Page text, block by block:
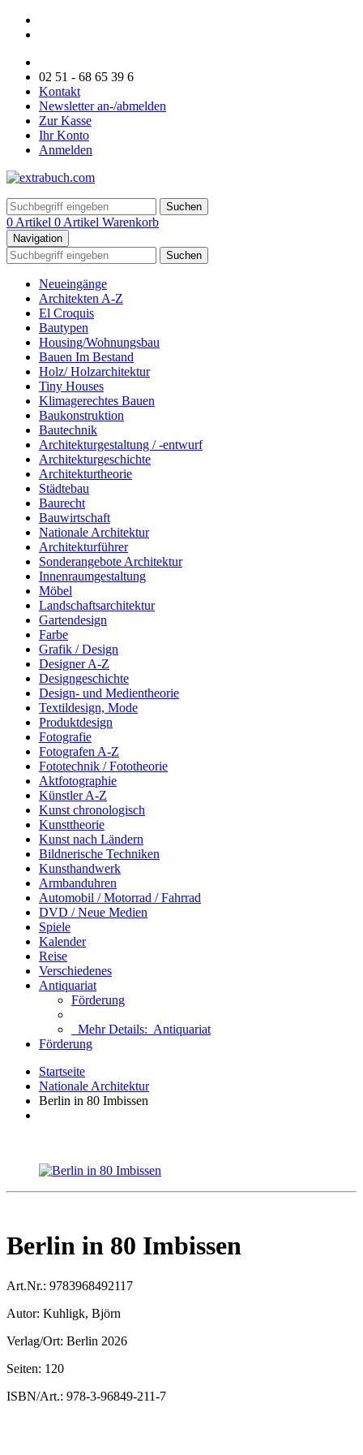
02 51 - 68 65 39 6
Kontakt
Newsletter an-/abmelden
Zur Kasse
Ihr Konto
Anmelden
Suchen
0 Artikel 0 Artikel Warenkorb
Navigation
Suchen
Neueingänge
Architekten A-Z
El Croquis
Bautypen
Housing/Wohnungsbau
Bauen Im Bestand
Holz/ Holzarchitektur
Tiny Houses
Klimagerechtes Bauen
Baukonstruktion
Bautechnik
Architekturgestaltung / -entwurf
Architekturgeschichte
Architekturtheorie
Städtebau
Baurecht
Bauwirtschaft
Nationale Architektur
Architekturführer
Sonderangebote Architektur
Innenraumgestaltung
Möbel
Landschaftsarchitektur
Gartendesign
Farbe
Grafik / Design
Designer A-Z
Designgeschichte
Design- und Medientheorie
Textildesign, Mode
Produktdesign
Fotografie
Fotografen A-Z
Fototechnik / Fototheorie
Aktfotographie
Künstler A-Z
Kunst chronologisch
Kunsttheorie
Kunst nach Ländern
Bildnerische Techniken
Kunsthandwerk
Armbanduhren
Automobil / Motorrad / Fahrrad
DVD / Neue Medien
Spiele
Kalender
Reise
Verschiedenes
Antiquariat
Förderung
Mehr Details: Antiquariat
Förderung
Startseite
Nationale Architektur
Berlin in 80 Imbissen
Berlin in 80 Imbissen
Art.Nr.: 9783968492117
Autor: Kuhligk, Björn
Verlag/Ort: Berlin 2026
Seiten: 120
ISBN/Art.: 978-3-96849-211-7